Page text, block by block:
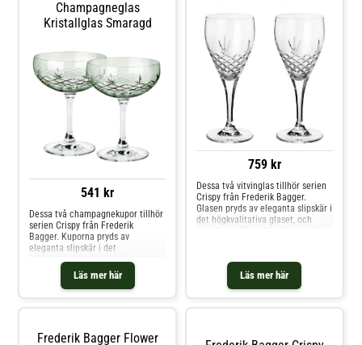
Champagneglas
Kristallglas Smaragd
541 kr
Läs mer här
Dessa två champagnekupor tillhör
serien Crispy från Frederik
Bagger. Kuporna pryds av
eleganta slipskär i det
högkvalitativa glaset, och
garanterar långvarig glans och
klarhet. Använd för att servera
bubbel, drinkar eller desserter.
Tål maskindisk Rymmer 30 cl
759 kr
Läs mer här
Dessa två vitvinglas tillhör serien
Crispy från Frederik Bagger.
Glasen pryds av eleganta slipskär i
det högkvalitativa glaset, och
miljövänligt kristallglas utan
giftiga tillsatser Tål maskindisk
Rymmer 25 cl Shoppa Vinglas och
Frederik Bagger Flower